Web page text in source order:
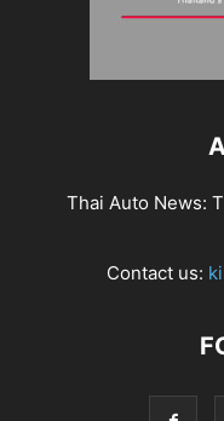
Thai Auto News:
Contact us: